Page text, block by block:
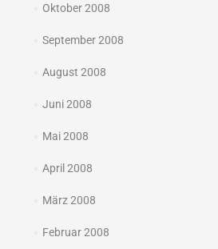
Oktober 2008
September 2008
August 2008
Juni 2008
Mai 2008
April 2008
März 2008
Februar 2008